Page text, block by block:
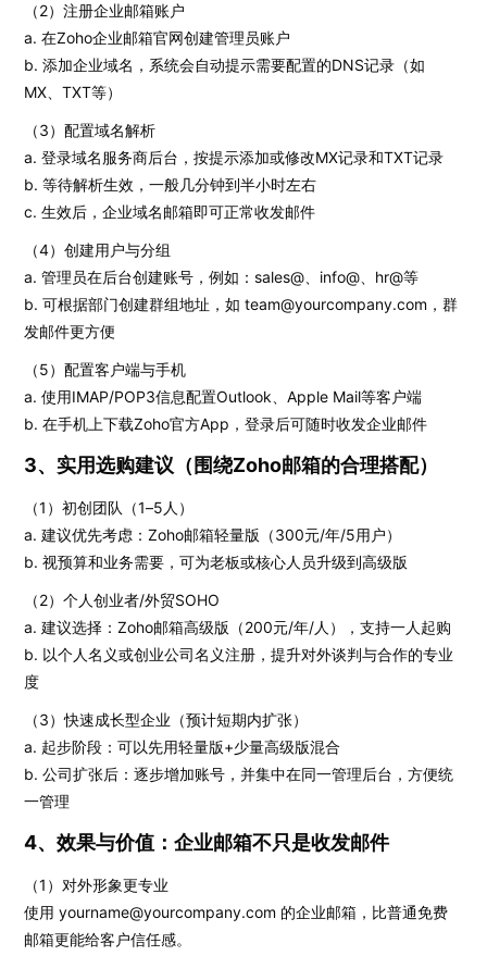
（2）注册企业邮箱账户
a. 在Zoho企业邮箱官网创建管理员账户
b. 添加企业域名，系统会自动提示需要配置的DNS记录（如
MX、TXT等）
（3）配置域名解析
a. 登录域名服务商后台，按提示添加或修改MX记录和TXT记录
b. 等待解析生效，一般几分钟到半小时左右
c. 生效后，企业域名邮箱即可正常收发邮件
（4）创建用户与分组
a. 管理员在后台创建账号，例如：sales@、info@、hr@等
b. 可根据部门创建群组地址，如 team@yourcompany.com，群
发邮件更方便
（5）配置客户端与手机
a. 使用IMAP/POP3信息配置Outlook、Apple Mail等客户端
b. 在手机上下载Zoho官方App，登录后可随时收发企业邮件
3、实用选购建议（围绕Zoho邮箱的合理搭配）
（1）初创团队（1–5人）
a. 建议优先考虑：Zoho邮箱轻量版（300元/年/5用户）
b. 视预算和业务需要，可为老板或核心人员升级到高级版
（2）个人创业者/外贸SOHO
a. 建议选择：Zoho邮箱高级版（200元/年/人），支持一人起购
b. 以个人名义或创业公司名义注册，提升对外谈判与合作的专业
度
（3）快速成长型企业（预计短期内扩张）
a. 起步阶段：可以先用轻量版+少量高级版混合
b. 公司扩张后：逐步增加账号，并集中在同一管理后台，方便统
一管理
4、效果与价值：企业邮箱不只是收发邮件
（1）对外形象更专业
使用 yourname@yourcompany.com 的企业邮箱，比普通免费
邮箱更能给客户信任感。